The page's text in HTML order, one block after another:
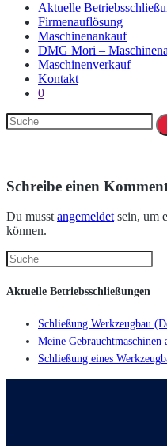
Aktuelle
Firmenauflösung
Maschinenankauf
DMG Mori –
Maschinenverkauf
Kontakt
0
Schreibe einen
Du musstangemeldetsein, um
können.
Aktuelle Betriebsschließungen
Schließung Werkzeugbau
Meine Gebrauchtmaschinen
Schließung eines